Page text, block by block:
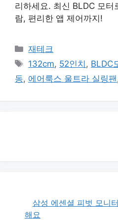
리하세요. 최신 BLDC 모터
람, 편리한 앱 제어까지!
카
테
리
재테크
태
그
132cm, 52인치 , BLDC
동, 에어룩스 울트라 실링팬
삼성 에센셜 피벗 모니
해요